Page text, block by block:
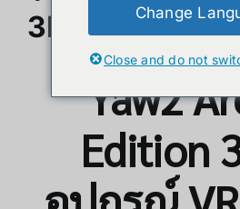
3DoF
Yaw2
Edition
Change
Close and do not